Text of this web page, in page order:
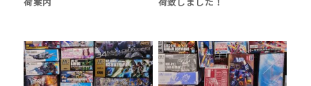
荷案内
荷致しました！